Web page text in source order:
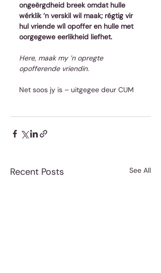
ongeërgdheid breek omdat hulle
wérklik ‘n verskil wil maak; régtig vir
hul vriende wíl opoffer en hulle met
oorgegewe eerlikheid liefhet.
Here, maak my ’n opregte
opofferende vriendin.
Net soos jy is – uitgegee deur CUM
Recent Posts See All